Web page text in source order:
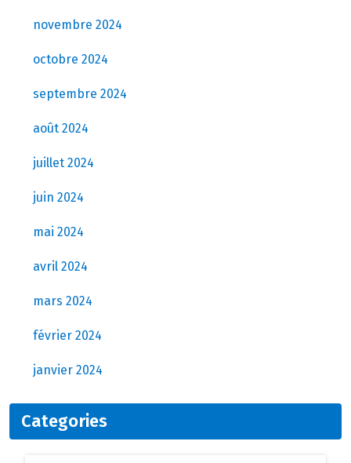
novembre 2024
octobre 2024
septembre 2024
août 2024
juillet 2024
juin 2024
mai 2024
avril 2024
mars 2024
février 2024
janvier 2024
Categories